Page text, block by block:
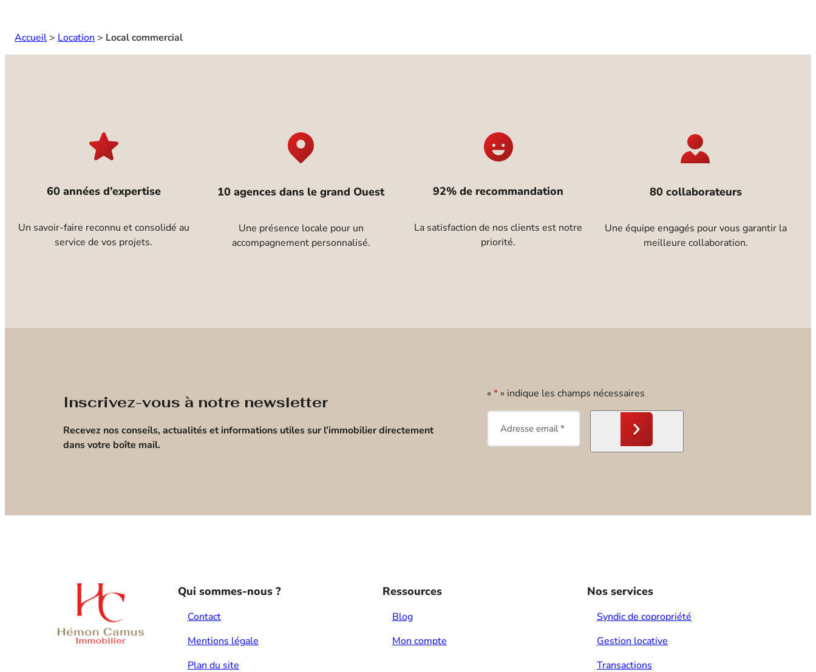
Accueil > Location > Local commercial
60 années d’expertise
Un savoir-faire reconnu et consolidé au
service de vos projets.
10 agences dans le grand Ouest
Une présence locale pour un
accompagnement personnalisé.
92% de recommandation
La satisfaction de nos clients est notre
priorité.
80 collaborateurs
Une équipe engagés pour vous garantir la
meilleure collaboration.
Inscrivez-vous à notre newsletter
Recevez nos conseils, actualités et informations utiles sur l’immobilier directement
dans votre boîte mail.
« *» indique les champs nécessaires
E-
mail*
Qui sommes-nous ?
Contact
Mentions légale
Plan du site
Ressources
Blog
Mon compte
Nos services
Syndic de copropriété
Gestion locative
Transactions